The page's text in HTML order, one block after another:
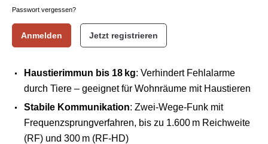
Passwort vergessen?
Anmelden Jetzt registrieren
Haustierimmun bis 18 kg: Verhindert Fehlalarme
durch Tiere – geeignet für Wohnräume mit Haustieren
Stabile Kommunikation: Zwei-Wege-Funk mit
Frequenzsprungverfahren, bis zu 1.600 m Reichweite
(RF) und 300 m (RF-HD)